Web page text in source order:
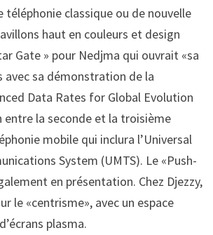
téléphonie classique ou de nouvelle
haut en couleurs et design
Gate » pour Nedjma qui ouvrait «sa
avec sa démonstration de la
Data Rates for Global Evolution
entre la seconde et la troisième
mobile qui inclura l’Universal
System (UMTS). Le «Push-
en présentation. Chez Djezzy,
le «centrisme», avec un espace
plasma.